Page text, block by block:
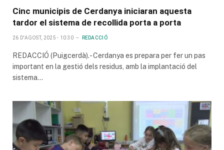
Cinc municipis de Cerdanya iniciaran aquesta
tardor el sistema de recollida porta a porta
26 D'AGOST, 2025 - 10:30 REDACCIÓ
REDACCIÓ (Puigcerdà).- Cerdanya es prepara per fer un pas
important en la gestió dels residus, amb la implantació del
sistema…